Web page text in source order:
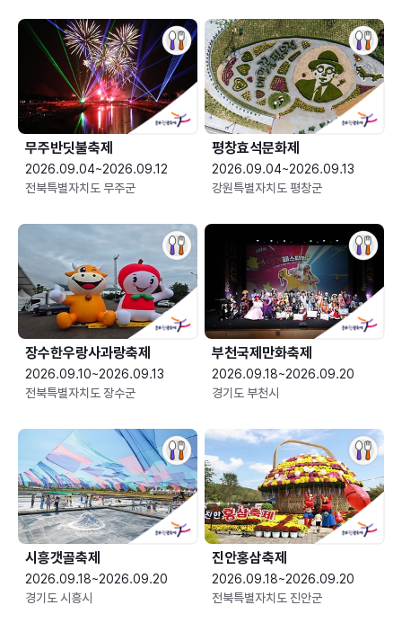
무주반딧불축제
2026.09.04~2026.09.12
전북특별자치도 무주군
평창효석문화제
2026.09.04~2026.09.13
강원특별자치도 평창군
장수한우랑사과랑축제
2026.09.10~2026.09.13
전북특별자치도 장수군
부천국제만화축제
2026.09.18~2026.09.20
경기도 부천시
시흥갯골축제
2026.09.18~2026.09.20
경기도 시흥시
진안홍삼축제
2026.09.18~2026.09.20
전북특별자치도 진안군